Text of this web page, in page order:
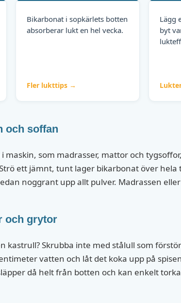
Bikarbonat i sopkärlets botten
absorberar lukt en hel vecka.
Fler lukttips →
Lägg
byt
och soffan
maskin, som madrasser, mattor och
ett jämnt, tunt lager bikarbonat över
noggrant upp allt pulver. Madrassen
och grytor
kastrull? Skrubba inte med stålull som
vatten och låt det koka upp på
då helt från botten och kan enkelt